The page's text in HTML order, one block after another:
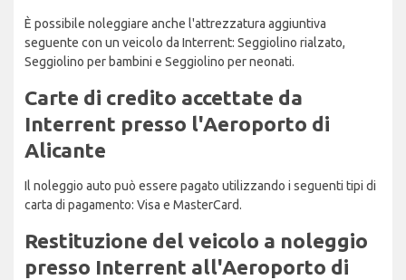
È possibile noleggiare anche l'attrezzatura aggiuntiva
seguente con un veicolo da Interrent: Seggiolino rialzato,
Seggiolino per bambini e Seggiolino per neonati.
Carte di credito accettate da
Interrent presso l'Aeroporto di
Alicante
Il noleggio auto può essere pagato utilizzando i seguenti tipi di
carta di pagamento: Visa e MasterCard.
Restituzione del veicolo a noleggio
presso Interrent all'Aeroporto di